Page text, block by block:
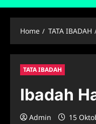
Home TATA IBADAH
TATA IBADAH
Ibadah
Admin 15